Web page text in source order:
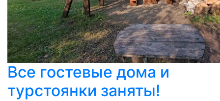
Все гостевые дома и
турстоянки заняты!